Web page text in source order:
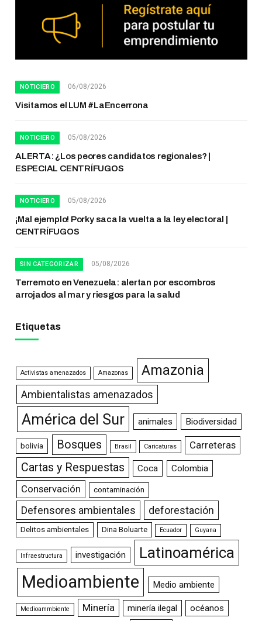
NOTICIERO 06/08/2026
Visitamos el LUM #LaEncerrona
NOTICIERO 05/08/2026
ALERTA: ¿Los peores candidatos regionales? |
ESPECIAL CENTRÍFUGOS
NOTICIERO 05/08/2026
¡Mal ejemplo! Porky saca la vuelta a la ley electoral |
CENTRÍFUGOS
SIN CATEGORIZAR 05/08/2026
Terremoto en Venezuela: alertan por escombros
arrojados al mar y riesgos para la salud
Etiquetas
Activistas amenazados Amazonas Amazonia
Ambientalistas amenazados
América del Sur animales Biodiversidad
bolivia Bosques Brasil Caricaturas Carreteras
Cartas y Respuestas Coca Colombia
Conservación contaminación
Defensores ambientales deforestación
Delitos ambientales Dina Boluarte Ecuador Guyana
Infraestructura investigación Latinoamérica
Medioambiente Medio ambiente
Medioammbiente Minería minería ilegal océanos